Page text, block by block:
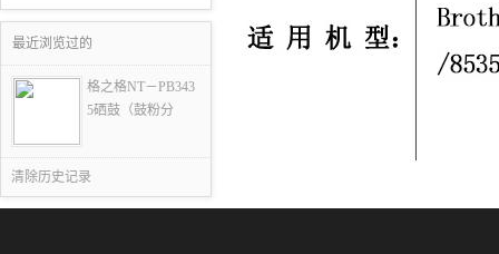
最近浏览过的
格之格NT－PB343
5硒鼓（鼓粉分
清除历史记录